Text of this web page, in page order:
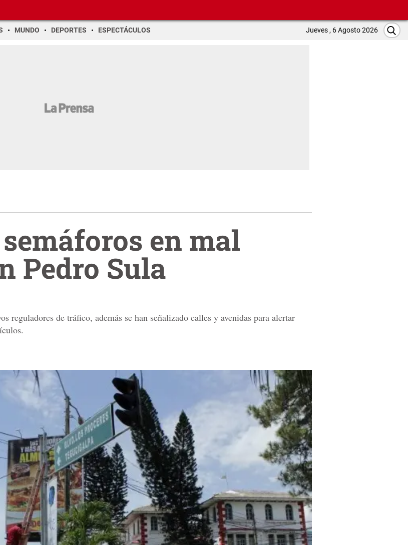
MUNDO DEPORTES ESPECTÁCULOS Jueves , 6 Agosto 2026
en mal
Pedro Sula
reguladores de tráfico, además se han señalizado calles y avenidas para alertar